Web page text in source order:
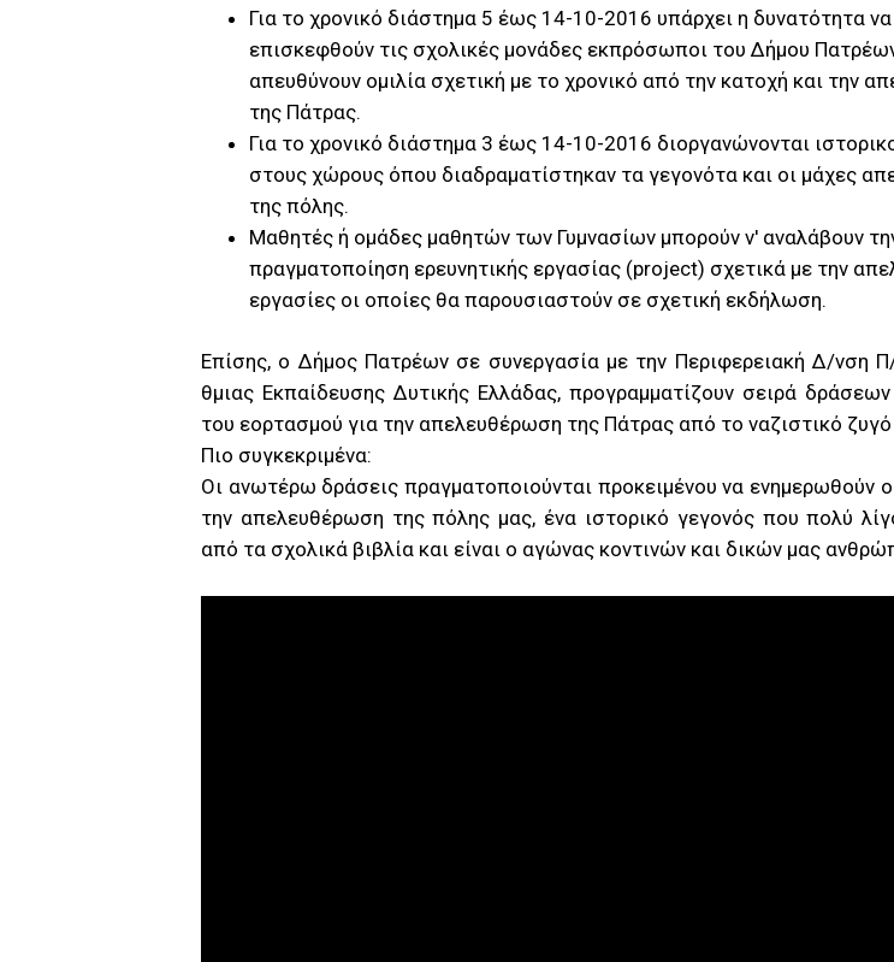
Για το χρονικό διάστημα 5 έως 14-10-2016 υπάρχει η δυνατότητα να
επισκεφθούν τις σχολικές μονάδες εκπρόσωποι του Δήμου
απευθύνουν ομιλία σχετική με το χρονικό από την κατοχή και την
της Πάτρας.
Για το χρονικό διάστημα 3 έως 14-10-2016 διοργανώνονται
στους χώρους όπου διαδραματίστηκαν τα γεγονότα και οι μάχες
της πόλης.
Μαθητές ή ομάδες μαθητών των Γυμνασίων μπορούν ν' αναλάβουν
πραγματοποίηση ερευνητικής εργασίας (project) σχετικά με την
εργασίες οι οποίες θα παρουσιαστούν σε σχετική εκδήλωση.
Επίσης, ο Δήμος Πατρέων σε συνεργασία με την Περιφερειακή Δ/νση
θμιας Εκπαίδευσης Δυτικής Ελλάδας, προγραμματίζουν σειρά
του εορτασμού για την απελευθέρωση της Πάτρας από το ναζιστικό
Πιο συγκεκριμένα:
Οι ανωτέρω δράσεις πραγματοποιούνται προκειμένου να ενημερωθούν
την απελευθέρωση της πόλης μας, ένα ιστορικό γεγονός που πολύ
από τα σχολικά βιβλία και είναι ο αγώνας κοντινών και δικών μας